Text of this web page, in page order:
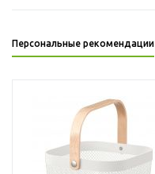
Персональные рекомендации